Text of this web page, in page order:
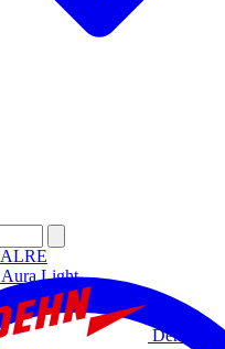
ALRE
Aura Light
Dehn